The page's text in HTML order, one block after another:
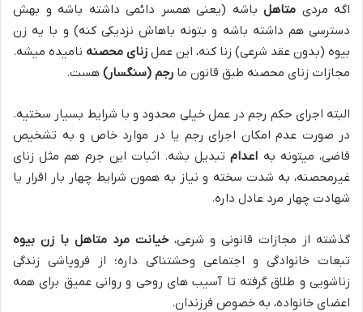
اگه مردی متاهل باشه (یعنی همسر دائمی داشته باشه و بهش
دسترسی هم داشته باشه و بتونه باهاش نزدیکی کنه) و با یه زن
بیوه (بدون عقد شرعی) زنا کنه، این عمل زنای محصنه نامیده میشه.
مجازات زنای محصنه طبق قانون ما رجم (سنگسار) هست.
البته اجرای حکم رجم در عمل خیلی محدود و با شرایط بسیار سختیه.
در صورت عدم امکان اجرای رجم یا در موارد خاص و به تشخیص
قاضی، میتونه به اعدامتبدیل بشه. اثبات این جرم هم مثل زنای
غیرمحصنه، به شدت سخته و نیاز به همون شرایط چهار بار اقرار یا
شهادت چهار مرد عادل داره.
گذشته از مجازات قانونی و شرعی، خیانت مرد متاهل با زن بیوه
تبعات خانوادگی و اجتماعی وحشتناکی داره؛ از فروپاشی زندگی
زناشویی و طلاق گرفته تا آسیب های روحی و روانی عمیق برای همه
اعضای خانواده، به خصوص فرزندان.